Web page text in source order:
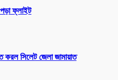
ফ্লাইট
করল সিলেট জেলা জামায়াত